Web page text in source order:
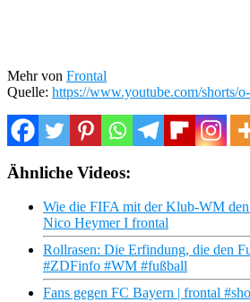
Mehr von Frontal
Quelle: https://www.youtube.com/shorts/
Ähnliche Videos:
Wie die FIFA mit der Klub-WM
Nico Heymer I frontal
Rollrasen: Die Erfindung, die den
#ZDFinfo #WM #fußball
Fans gegen FC Bayern | frontal